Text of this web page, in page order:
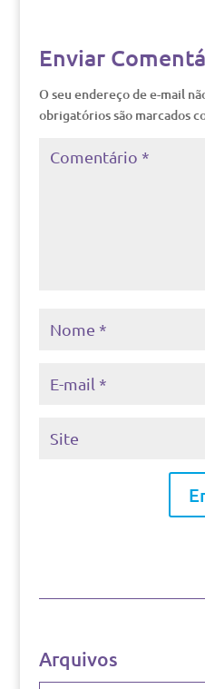
Enviar
O seu endereço de e-mail
obrigatórios são marcados
Arquivos